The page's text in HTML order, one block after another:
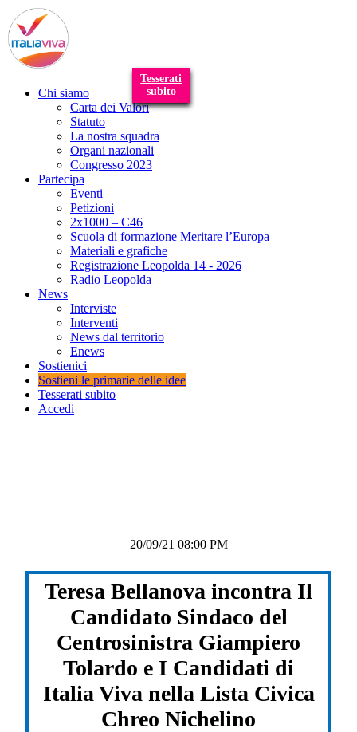
Tesserati
subito
Chi siamo
Carta dei Valori
Statuto
La nostra squadra
Organi nazionali
Congresso 2023
Partecipa
Eventi
Petizioni
2x1000 – C46
Scuola di formazione Meritare l’Europa
Materiali e grafiche
Registrazione Leopolda 14 - 2026
Radio Leopolda
News
Interviste
Interventi
News dal territorio
Enews
Sostienici
Sostieni le primarie delle idee
Tesserati subito
Accedi
20/09/21 08:00 PM
Teresa Bellanova incontra Il
Candidato Sindaco del
Centrosinistra Giampiero
Tolardo e I Candidati di
Italia Viva nella Lista Civica
Chreo Nichelino